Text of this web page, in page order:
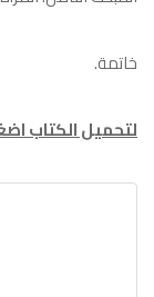
خاتمة.
لتحميل الكتاب